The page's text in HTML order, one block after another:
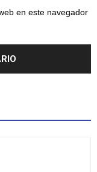
en este navegador